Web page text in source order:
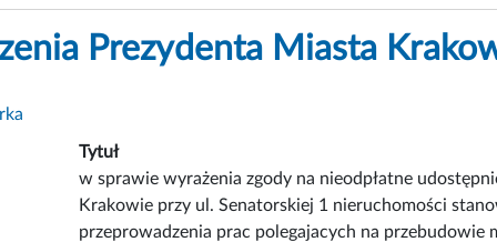
Prezydenta Miasta
Tytuł
w sprawie wyrażenia zgody na nieodpłatne
Krakowie przy ul. Senatorskiej 1 nieruchomości
przeprowadzenia prac polegajacych na przebudowie